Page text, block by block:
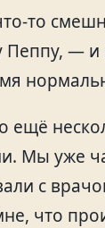
то
Пеппу, — и
ещё
Мы уже
с
что